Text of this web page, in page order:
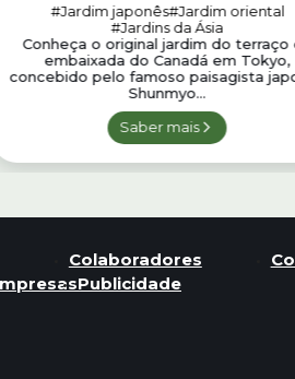
#Jardim japonês#Jardim oriental
#Jardins da Ásia
Conheça o original jardim do terraço
embaixada do Canadá em Tokyo,
concebido pelo famoso paisagista
Shunmyo...
Saber mais
Colaboradores
Publicidade